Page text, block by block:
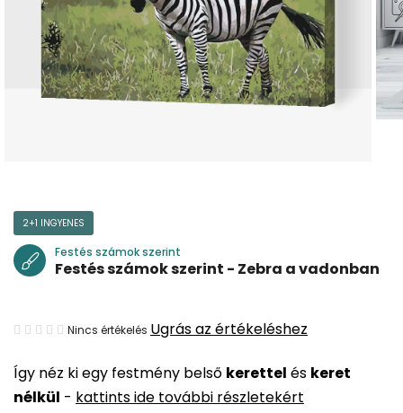
Így néz ki egy festmény belső kerettel és keret
nélkül - kattints ide további részletekért
2+1 INGYENES
Festés számok szerint
Festés számok szerint - Zebra a vadonban
A
átlagos
értékelése
Nincs értékelés Ugrás az értékeléshez